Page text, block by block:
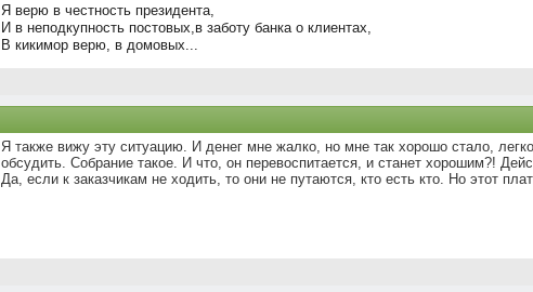
Я верю в честность президента,
И в неподкупность постовых,в заботу банка о клиентах,
В кикимор верю, в домовых...
Я также вижу эту ситуацию. И денег мне жалко, но мне так хорошо стало,
обсудить. Собрание такое. И что, он перевоспитается, и станет хорошим?!
Да, если к заказчикам не ходить, то они не путаются, кто есть кто. Но этот